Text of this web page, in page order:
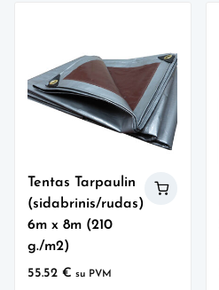
Tentas Tarpaulin
(sidabrinis/rudas)
6m x 8m (210
g./m2)
55.52€ su PVM